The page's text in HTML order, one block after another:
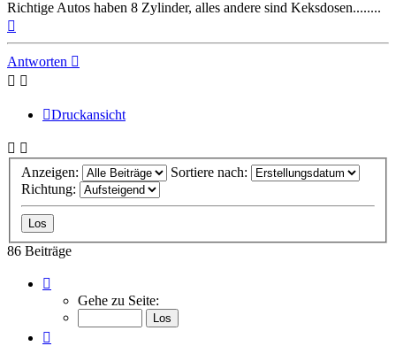
Richtige Autos haben 8 Zylinder, alles andere sind Keksdosen........
oben
Antworten
Druckansicht
Anzeigen:
Sortiere nach:
Richtung:
86 Beiträge
von
Gehe zu Seite: